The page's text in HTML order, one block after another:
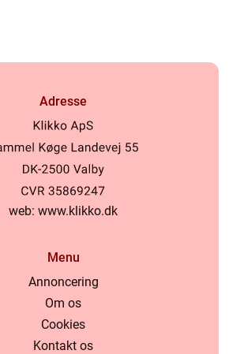
Adresse
web: www.klikko.dk
Menu
Annoncering
Om os
Cookies
Kontakt os